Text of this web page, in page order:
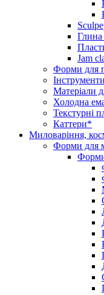
Глина
Jam
Форми для
Матеріали
Холодна
Текстурні
Каттери*
Миловаріння,
Форми для